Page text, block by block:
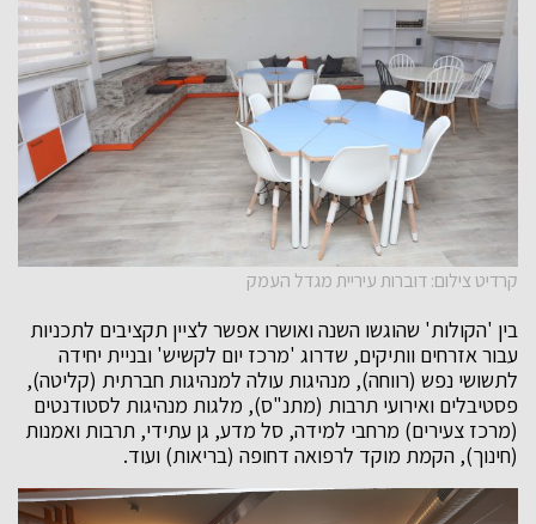
קרדיט צילום: דוברות עיריית מגדל העמק
בין 'הקולות' שהוגשו השנה ואושרו אפשר לציין תקציבים לתכניות
עבור אזרחים וותיקים, שדרוג 'מרכז יום לקשיש' ובניית יחידה
לתשושי נפש (רווחה), מנהיגות עולה למנהיגות חברתית (קליטה),
פסטיבלים ואירועי תרבות (מתנ"ס), מלגות מנהיגות לסטודנטים
(מרכז צעירים) מרחבי למידה, סל מדע, גן עתידי, תרבות ואמנות
(חינוך), הקמת מוקד לרפואה דחופה (בריאות) ועוד.